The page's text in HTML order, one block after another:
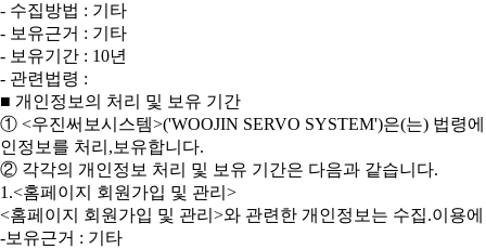
- 수집방법 : 기타
- 보유근거 : 기타
- 보유기간 : 10년
- 관련법령 :
■ 개인정보의 처리 및 보유 기간
① <우진써보시스템>('WOOJIN SERVO SYSTEM')은(는) 법령
인정보를 처리,보유합니다.
② 각각의 개인정보 처리 및 보유 기간은 다음과 같습니다.
1.<홈페이지 회원가입 및 관리>
<홈페이지 회원가입 및 관리>와 관련한 개인정보는 수집.이용
-보유근거 : 기타